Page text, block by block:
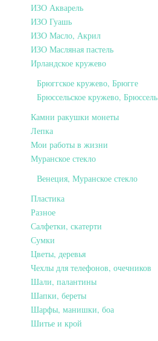
ИЗО Акварель
ИЗО Гуашь
ИЗО Масло, Акрил
ИЗО Масляная пастель
Ирландское кружево
Брюггское кружево, Брюгге
Брюссельское кружево, Брюссель
Камни ракушки монеты
Лепка
Мои работы в жизни
Муранское стекло
Венеция, Муранское стекло
Пластика
Разное
Салфетки, скатерти
Сумки
Цветы, деревья
Чехлы для телефонов, очечников
Шали, палантины
Шапки, береты
Шарфы, манишки, боа
Шитье и крой